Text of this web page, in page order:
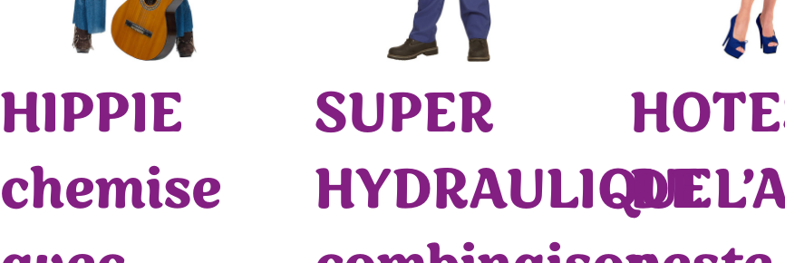
HIPPIE
chemise
SUPER
HYDRAULIQUE
DE